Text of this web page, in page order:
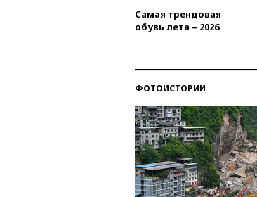
Самая трендовая
обувь лета – 2026
ФОТОИСТОРИИ